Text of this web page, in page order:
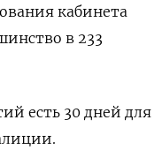
кабинета
в 233
есть 30 дней для